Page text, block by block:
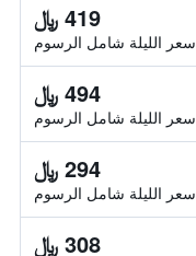
419 ﷼
سعر الليلة شامل الرسوم
494 ﷼
سعر الليلة شامل الرسوم
294 ﷼
سعر الليلة شامل الرسوم
308 ﷼